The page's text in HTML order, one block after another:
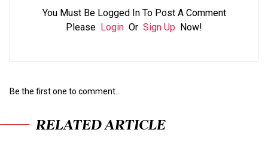
You Must Be Logged In To Post A Comment
Please Login Or Sign Up Now!
Be the first one to comment...
RELATED ARTICLE